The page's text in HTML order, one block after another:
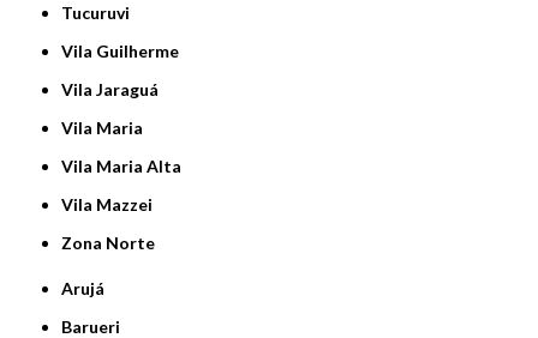
Tucuruvi
Vila Guilherme
Vila Jaraguá
Vila Maria
Vila Maria Alta
Vila Mazzei
Zona Norte
Arujá
Barueri